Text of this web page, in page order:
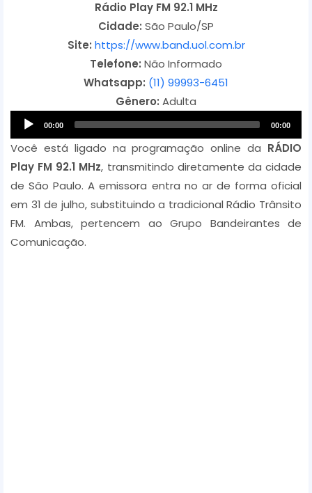
Rádio Play FM 92.1 MHz
Cidade: São Paulo/SP
Site: https://www.band.uol.com.br
Telefone: Não Informado
Whatsapp: (11) 99993-6451
Gênero: Adulta
A
u
00:00 00:00
Você está ligado na programação online da RÁDIO
Play FM 92.1 MHz, transmitindo diretamente da cidade
de São Paulo. A emissora entra no ar de forma oficial
em 31 de julho, substituindo a tradicional Rádio Trânsito
FM. Ambas, pertencem ao Grupo Bandeirantes de
Comunicação.